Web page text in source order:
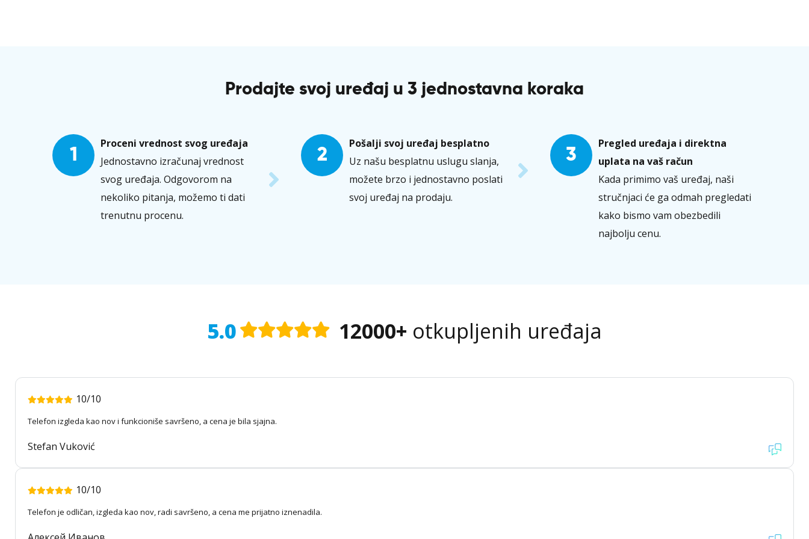
Prodajte svoj uređaj u 3 jednostavna koraka
1
Proceni vrednost svog uređaja
Jednostavno izračunaj vrednost
svog uređaja. Odgovorom na
nekoliko pitanja, možemo ti dati
trenutnu procenu.
2
Pošalji svoj uređaj besplatno
Uz našu besplatnu uslugu slanja,
možete brzo i jednostavno poslati
svoj uređaj na prodaju.
3
Pregled uređaja i direktna
uplata na vaš račun
Kada primimo vaš uređaj, naši
stručnjaci će ga odmah pregledati
kako bismo vam obezbedili
najbolju cenu.
5.0 12000+ otkupljenih uređaja
10/10
Telefon izgleda kao nov i funkcioniše savršeno, a cena je bila sjajna.
Stefan Vuković
10/10
Telefon je odličan, izgleda kao nov, radi savršeno, a cena me prijatno iznenadila.